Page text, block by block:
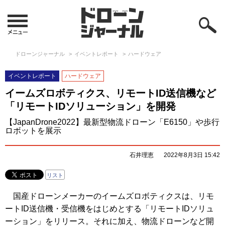
ドローンジャーナル イベントレポート ハードウェア
イベントレポート ハードウェア
イームズロボティクス、リモートID送信機など
「リモートIDソリューション」を開発
【JapanDrone2022】最新型物流ドローン「E6150」や歩行
ロボットを展示
石井理恵 2022年8月3日 15:42
リスト
国産ドローンメーカーのイームズロボティクスは、リモ
ートID送信機・受信機をはじめとする「リモートIDソリュ
ーション」をリリース。それに加え、物流ドローンなど開